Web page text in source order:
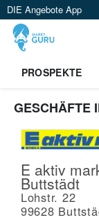
DIE Angebote App
PROSPEKTE
GESCHÄFTE
E aktiv
Buttstädt
Lohstr. 22
99628